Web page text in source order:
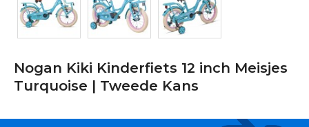
Nogan Kiki Kinderfiets 12 inch Meisjes
Turquoise | Tweede Kans